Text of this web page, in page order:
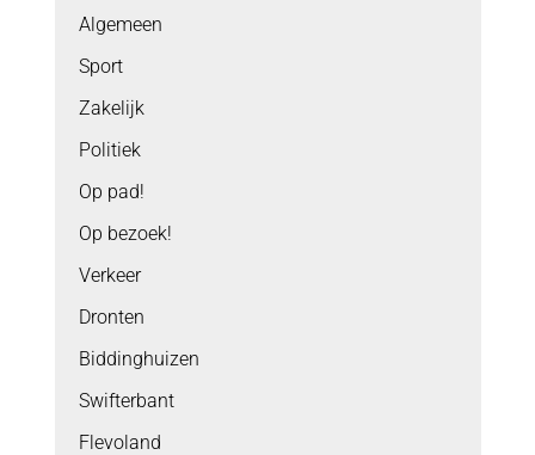
Algemeen
Sport
Zakelijk
Politiek
Op pad!
Op bezoek!
Verkeer
Dronten
Biddinghuizen
Swifterbant
Flevoland